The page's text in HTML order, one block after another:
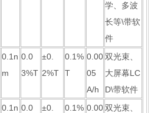
学、多波
长等\带软
件
0.1n
m
0.0
3%T
±0.
2%T
0.1%
T
0.00
05
A/h
双光束、
大屏幕LC
D\带软件
0.1n 0.0
±0.
0.1% 0.00 双光束、